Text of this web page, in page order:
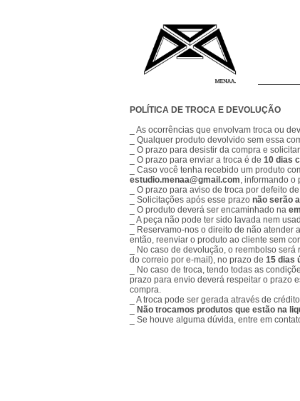
POLÍTICA DE TROCA E DEVOLUÇÃO
_ As ocorrências que envolvam troca ou
_ Qualquer produto devolvido sem essa
_ O prazo para desistir da compra e
_ O prazo para enviar a troca é de 10 dias
_ Caso você tenha recebido um produto
estudio.menaa@gmail.com, informando o
_ O prazo para aviso de troca por defeito
_ Solicitações após esse prazo não serão
_ O produto deverá ser encaminhado na
_ A peça não pode ter sido lavada nem
_ Reservamo-nos o direito de não
então, reenviar o produto ao cliente sem
_ No caso de devolução, o reembolso
do correio por e-mail), no prazo de 15 dias
_ No caso de troca, tendo todas as
prazo para envio deverá respeitar o prazo
compra.
_ A troca pode ser gerada através de
Não trocamos produtos que estão na
_ Se houve alguma dúvida, entre em